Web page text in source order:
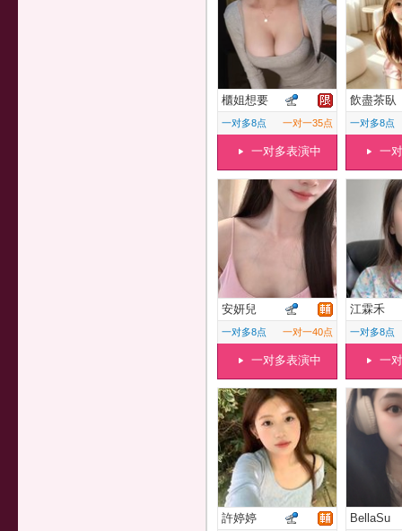
櫃姐想要
一对多8点 一对一35点
一对多表演中
飲盡茶臥
一对多8点
一
安妍兒
一对多8点 一对一40点
一对多表演中
江霖禾
一对多8点
一
許婷婷 BellaSu